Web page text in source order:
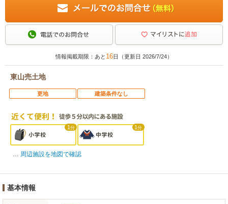
情報掲載期限：あと 16日（更新日 2026/7/24）
東山売土地
更地 建築条件なし
1 分 1分
周辺施設を地図で確認
基本情報